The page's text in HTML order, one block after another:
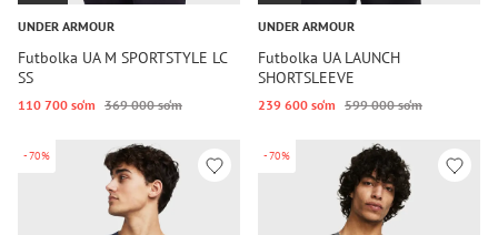
UNDER ARMOUR
Futbolka UA M SPORTSTYLE LC
SS
110 700 so‘m 369 000 so‘m
UNDER ARMOUR
Futbolka UA LAUNCH
SHORTSLEEVE
239 600 so‘m 599 000 so‘m
-70% -70%